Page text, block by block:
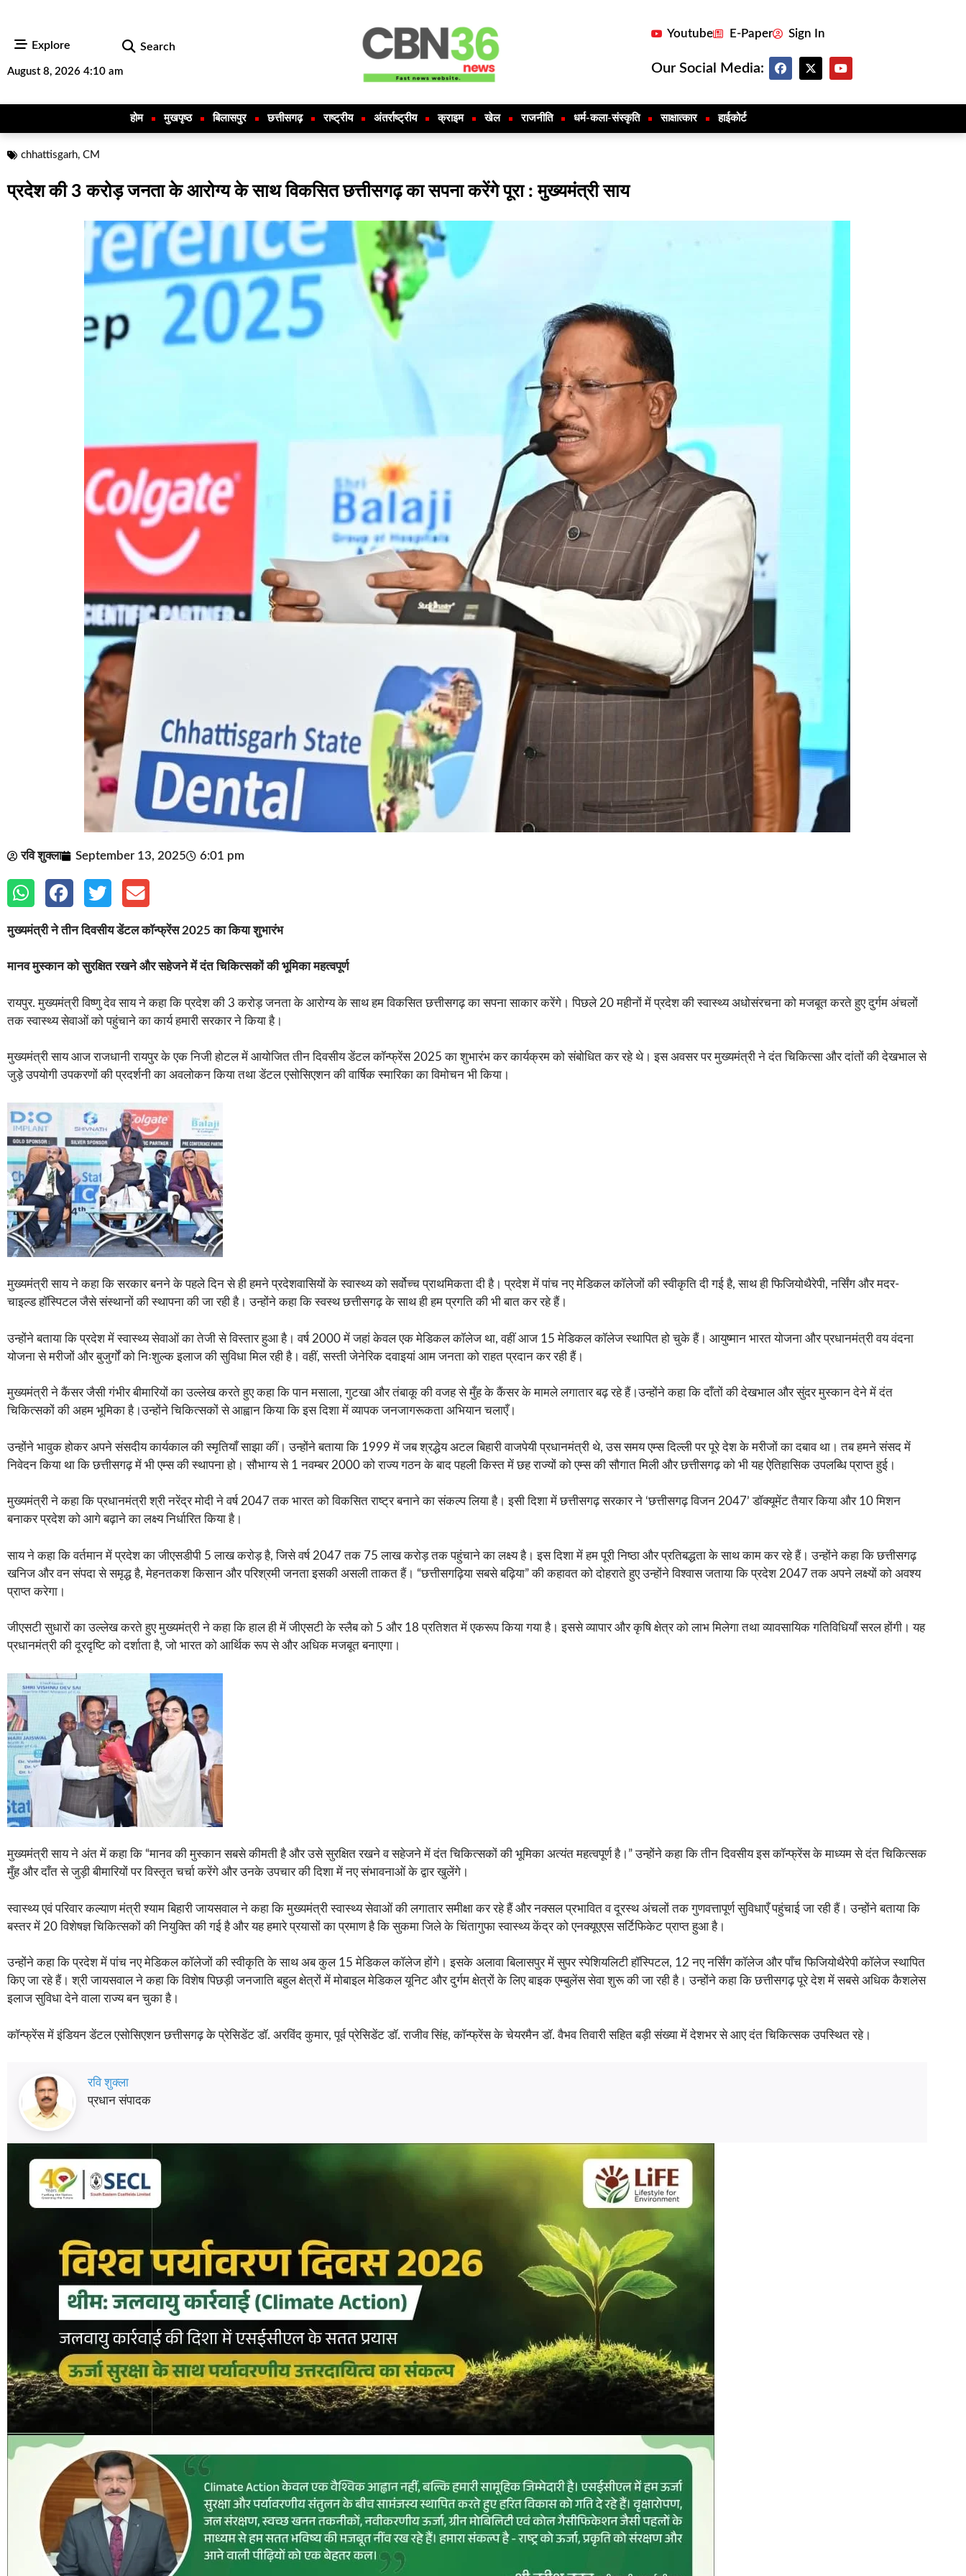
Explore Search
August 8, 2026 4:10 am
Youtube E-Paper Sign In
Our Social Media:
होम मुखपृष्ठ बिलासपुर छत्तीसगढ़ राष्ट्रीय अंतर्राष्ट्रीय क्राइम खेल राजनीति धर्म-कला-संस्कृति साक्षात्कार हाईकोर्ट
chhattisgarh, CM
प्रदेश की 3 करोड़ जनता के आरोग्य के साथ विकसित छत्तीसगढ़ का सपना करेंगे पूरा : मुख्यमंत्री साय
रवि शुक्ला September 13, 2025 6:01 pm
मुख्यमंत्री ने तीन दिवसीय डेंटल कॉन्फ्रेंस 2025 का किया शुभारंभ
मानव मुस्कान को सुरक्षित रखने और सहेजने में दंत चिकित्सकों की भूमिका महत्वपूर्ण
रायपुर. मुख्यमंत्री विष्णु देव साय ने कहा कि प्रदेश की 3 करोड़ जनता के आरोग्य के साथ हम विकसित छत्तीसगढ़ का सपना साकार करेंगे। पिछले 20 महीनों में प्रदेश की स्वास्थ्य अधोसंरचना को मजबूत करते हुए दुर्गम अंचलों
तक स्वास्थ्य सेवाओं को पहुंचाने का कार्य हमारी सरकार ने किया है।
मुख्यमंत्री साय आज राजधानी रायपुर के एक निजी होटल में आयोजित तीन दिवसीय डेंटल कॉन्फ्रेंस 2025 का शुभारंभ कर कार्यक्रम को संबोधित कर रहे थे। इस अवसर पर मुख्यमंत्री ने दंत चिकित्सा और दांतों की देखभाल से
जुड़े उपयोगी उपकरणों की प्रदर्शनी का अवलोकन किया तथा डेंटल एसोसिएशन की वार्षिक स्मारिका का विमोचन भी किया।
मुख्यमंत्री साय ने कहा कि सरकार बनने के पहले दिन से ही हमने प्रदेशवासियों के स्वास्थ्य को सर्वोच्च प्राथमिकता दी है। प्रदेश में पांच नए मेडिकल कॉलेजों की स्वीकृति दी गई है, साथ ही फिजियोथैरेपी, नर्सिंग और मदर-
चाइल्ड हॉस्पिटल जैसे संस्थानों की स्थापना की जा रही है। उन्होंने कहा कि स्वस्थ छत्तीसगढ़ के साथ ही हम प्रगति की भी बात कर रहे हैं।
उन्होंने बताया कि प्रदेश में स्वास्थ्य सेवाओं का तेजी से विस्तार हुआ है। वर्ष 2000 में जहां केवल एक मेडिकल कॉलेज था, वहीं आज 15 मेडिकल कॉलेज स्थापित हो चुके हैं। आयुष्मान भारत योजना और प्रधानमंत्री वय वंदना
योजना से मरीजों और बुजुर्गों को निःशुल्क इलाज की सुविधा मिल रही है। वहीं, सस्ती जेनेरिक दवाइयां आम जनता को राहत प्रदान कर रही हैं।
मुख्यमंत्री ने कैंसर जैसी गंभीर बीमारियों का उल्लेख करते हुए कहा कि पान मसाला, गुटखा और तंबाकू की वजह से मुँह के कैंसर के मामले लगातार बढ़ रहे हैं।उन्होंने कहा कि दाँतों की देखभाल और सुंदर मुस्कान देने में दंत
चिकित्सकों की अहम भूमिका है।उन्होंने चिकित्सकों से आह्वान किया कि इस दिशा में व्यापक जनजागरूकता अभियान चलाएँ।
उन्होंने भावुक होकर अपने संसदीय कार्यकाल की स्मृतियाँ साझा कीं। उन्होंने बताया कि 1999 में जब श्रद्धेय अटल बिहारी वाजपेयी प्रधानमंत्री थे, उस समय एम्स दिल्ली पर पूरे देश के मरीजों का दबाव था। तब हमने संसद में
निवेदन किया था कि छत्तीसगढ़ में भी एम्स की स्थापना हो। सौभाग्य से 1 नवम्बर 2000 को राज्य गठन के बाद पहली किस्त में छह राज्यों को एम्स की सौगात मिली और छत्तीसगढ़ को भी यह ऐतिहासिक उपलब्धि प्राप्त हुई।
मुख्यमंत्री ने कहा कि प्रधानमंत्री श्री नरेंद्र मोदी ने वर्ष 2047 तक भारत को विकसित राष्ट्र बनाने का संकल्प लिया है। इसी दिशा में छत्तीसगढ़ सरकार ने ‘छत्तीसगढ़ विजन 2047’ डॉक्यूमेंट तैयार किया और 10 मिशन
बनाकर प्रदेश को आगे बढ़ाने का लक्ष्य निर्धारित किया है।
साय ने कहा कि वर्तमान में प्रदेश का जीएसडीपी 5 लाख करोड़ है, जिसे वर्ष 2047 तक 75 लाख करोड़ तक पहुंचाने का लक्ष्य है। इस दिशा में हम पूरी निष्ठा और प्रतिबद्धता के साथ काम कर रहे हैं। उन्होंने कहा कि छत्तीसगढ़
खनिज और वन संपदा से समृद्ध है, मेहनतकश किसान और परिश्रमी जनता इसकी असली ताकत हैं। “छत्तीसगढ़िया सबसे बढ़िया” की कहावत को दोहराते हुए उन्होंने विश्वास जताया कि प्रदेश 2047 तक अपने लक्ष्यों को अवश्य
प्राप्त करेगा।
जीएसटी सुधारों का उल्लेख करते हुए मुख्यमंत्री ने कहा कि हाल ही में जीएसटी के स्लैब को 5 और 18 प्रतिशत में एकरूप किया गया है। इससे व्यापार और कृषि क्षेत्र को लाभ मिलेगा तथा व्यावसायिक गतिविधियाँ सरल होंगी। यह
प्रधानमंत्री की दूरदृष्टि को दर्शाता है, जो भारत को आर्थिक रूप से और अधिक मजबूत बनाएगा।
मुख्यमंत्री साय ने अंत में कहा कि “मानव की मुस्कान सबसे कीमती है और उसे सुरक्षित रखने व सहेजने में दंत चिकित्सकों की भूमिका अत्यंत महत्वपूर्ण है।” उन्होंने कहा कि तीन दिवसीय इस कॉन्फ्रेंस के माध्यम से दंत चिकित्सक
मुँह और दाँत से जुड़ी बीमारियों पर विस्तृत चर्चा करेंगे और उनके उपचार की दिशा में नए संभावनाओं के द्वार खुलेंगे।
स्वास्थ्य एवं परिवार कल्याण मंत्री श्याम बिहारी जायसवाल ने कहा कि मुख्यमंत्री स्वास्थ्य सेवाओं की लगातार समीक्षा कर रहे हैं और नक्सल प्रभावित व दूरस्थ अंचलों तक गुणवत्तापूर्ण सुविधाएँ पहुंचाई जा रही हैं। उन्होंने बताया कि
बस्तर में 20 विशेषज्ञ चिकित्सकों की नियुक्ति की गई है और यह हमारे प्रयासों का प्रमाण है कि सुकमा जिले के चिंतागुफा स्वास्थ्य केंद्र को एनक्यूएएस सर्टिफिकेट प्राप्त हुआ है।
उन्होंने कहा कि प्रदेश में पांच नए मेडिकल कॉलेजों की स्वीकृति के साथ अब कुल 15 मेडिकल कॉलेज होंगे। इसके अलावा बिलासपुर में सुपर स्पेशियलिटी हॉस्पिटल, 12 नए नर्सिंग कॉलेज और पाँच फिजियोथैरेपी कॉलेज स्थापित
किए जा रहे हैं। श्री जायसवाल ने कहा कि विशेष पिछड़ी जनजाति बहुल क्षेत्रों में मोबाइल मेडिकल यूनिट और दुर्गम क्षेत्रों के लिए बाइक एम्बुलेंस सेवा शुरू की जा रही है। उन्होंने कहा कि छत्तीसगढ़ पूरे देश में सबसे अधिक कैशलेस
इलाज सुविधा देने वाला राज्य बन चुका है।
कॉन्फ्रेंस में इंडियन डेंटल एसोसिएशन छत्तीसगढ़ के प्रेसिडेंट डॉ. अरविंद कुमार, पूर्व प्रेसिडेंट डॉ. राजीव सिंह, कॉन्फ्रेंस के चेयरमैन डॉ. वैभव तिवारी सहित बड़ी संख्या में देशभर से आए दंत चिकित्सक उपस्थित रहे।
रवि शुक्ला
प्रधान संपादक